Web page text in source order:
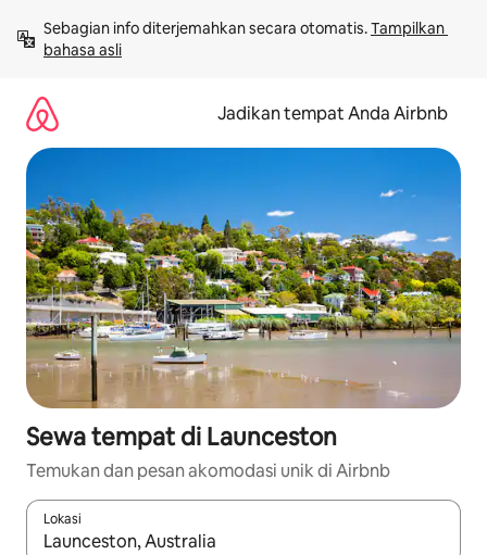
langsung
lihat
Sebagian info diterjemahkan secara otomatis. Tampilkan
bahasa asli
Jadikan tempat Anda Airbnb
Sewa tempat di Launceston
Temukan dan pesan akomodasi unik di Airbnb
Lokasi
Jika hasil yang dicari tersedia, telusuri dengan tombol panah